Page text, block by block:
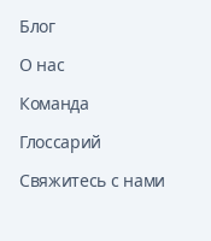
Блог
О нас
Команда
Глоссарий
Свяжитесь с нами